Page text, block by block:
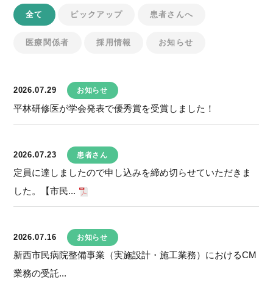
全て ピックアップ 患者さんへ
医療関係者 採用情報 お知らせ
2026.07.29 お知らせ
平林研修医が学会発表で優秀賞を受賞しました！
2026.07.23 患者さん
定員に達しましたので申し込みを締め切らせていただきま
した。【市民...
2026.07.16 お知らせ
新西市民病院整備事業（実施設計・施工業務）におけるCM
業務の受託...